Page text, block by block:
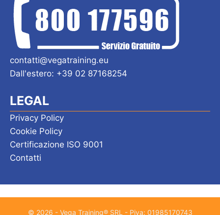
contatti@vegatraining.eu
Dall'estero: +39 02 87168254
LEGAL
Privacy Policy
Cookie Policy
Certificazione ISO 9001
Contatti
© 2026 - Vega Training® SRL - Piva: 01985170743